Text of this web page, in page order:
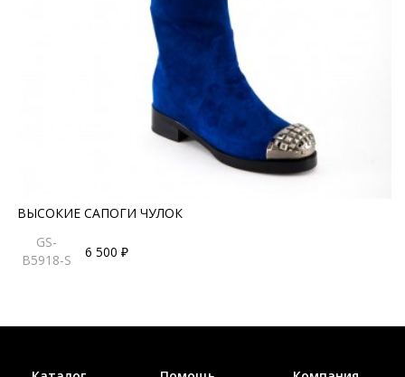
ВЫСОКИЕ САПОГИ ЧУЛОК
GS-
B5918-S
6 500 ₽